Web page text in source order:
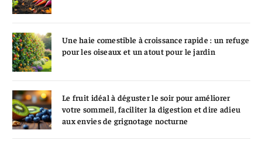
Une haie comestible à croissance rapide : un refuge
pour les oiseaux et un atout pour le jardin
Le fruit idéal à déguster le soir pour améliorer
votre sommeil, faciliter la digestion et dire adieu
aux envies de grignotage nocturne